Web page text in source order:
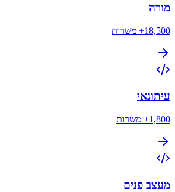
מורה
18,500+ משרות
עיתונאי
1,800+ משרות
מעצב פנים